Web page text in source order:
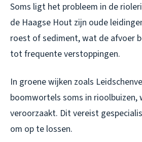
Soms ligt het probleem in de
de Haagse Hout zijn oude
roest of sediment, wat de afvoer
tot frequente verstoppingen.
In groene wijken zoals
boomwortels soms in rioolbuizen,
veroorzaakt. Dit vereist
om op te lossen.